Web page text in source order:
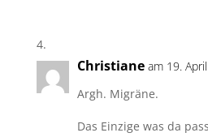
Christiane am 19.
Argh. Migräne.
Das Einzige was da